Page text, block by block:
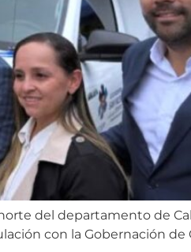
del departamento de
con la Gobernación de